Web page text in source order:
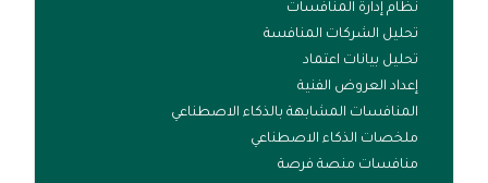
نظام إدارة المنافسات
تحليل الشركات المنافسة
تحليل بيانات اعتماد
إعداد العروض الفنية
المنافسات المشابهة بالذكاء الاصطناعي
ملخصات الذكاء الاصطناعي
منافسات منصة فرصة